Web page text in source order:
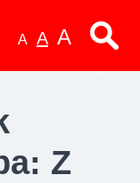
A A A
Z